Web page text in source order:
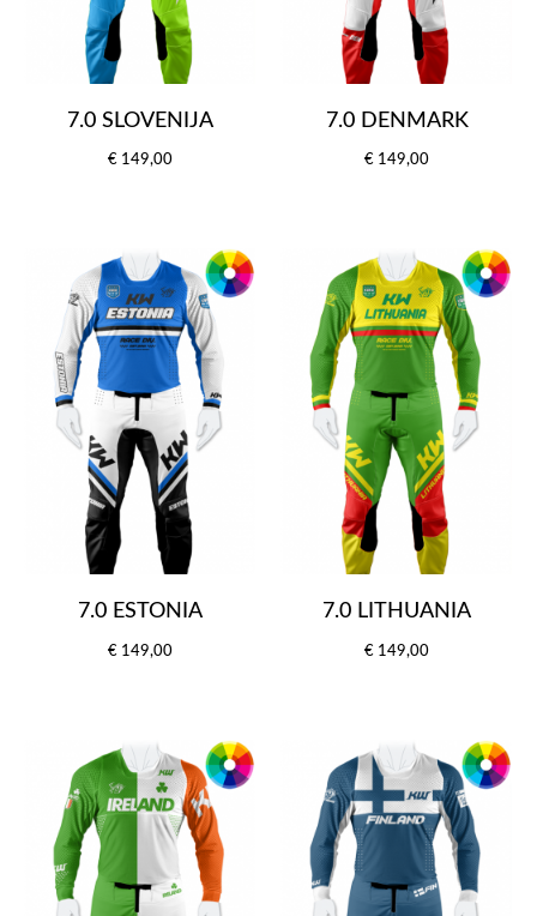
7.0 SLOVENIJA
€ 149,00
7.0 DENMARK
€ 149,00
7.0 ESTONIA
€ 149,00
7.0 LITHUANIA
€ 149,00